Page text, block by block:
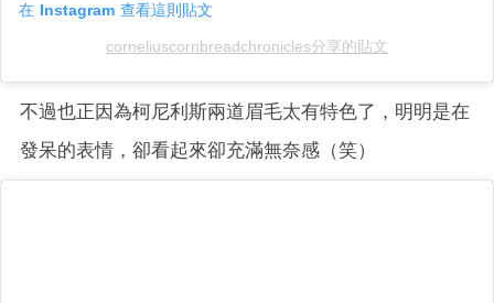
在 Instagram 查看這則貼文
corneliuscornbreadchronicles分享的貼文
不過也正因為柯尼利斯兩道眉毛太有特色了，明明是在
發呆的表情，卻看起來卻充滿無奈感（笑）